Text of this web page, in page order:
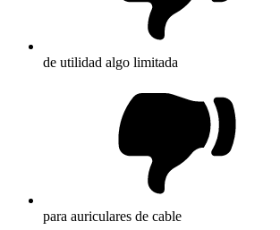
de utilidad algo limitada
para auriculares de cable